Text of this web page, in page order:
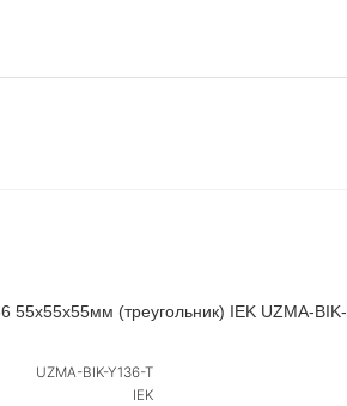
55х55х55мм (треугольник) IEK UZMA-BIK-
UZMA-BIK-Y136-T
IEK